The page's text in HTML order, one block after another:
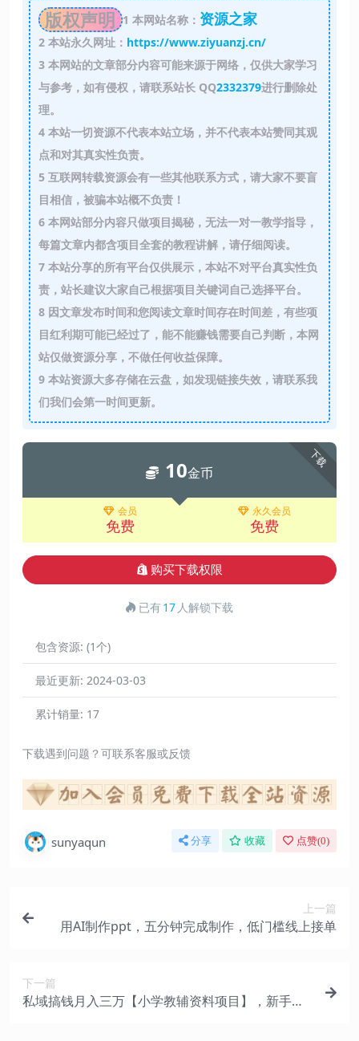
版权声明 1 本网站名称： 资源之家
2本站永久网址： https://www.ziyuanzj.cn/
3本网站的文章部分内容可能来源于网络，仅供大家学习
与参考，如有侵权，请联系站长 QQ2332379进行删除处
理。
4本站一切资源不代表本站立场，并不代表本站赞同其观
点和对其真实性负责。
5互联网转载资源会有一些其他联系方式，请大家不要盲
目相信，被骗本站概不负责！
6本网站部分内容只做项目揭秘，无法一对一教学指导，
每篇文章内都含项目全套的教程讲解，请仔细阅读。
7本站分享的所有平台仅供展示，本站不对平台真实性负
责，站长建议大家自己根据项目关键词自己选择平台。
8因文章发布时间和您阅读文章时间存在时间差，有些项
目红利期可能已经过了，能不能赚钱需要自己判断，本网
站仅做资源分享，不做任何收益保障。
9本站资源大多存储在云盘，如发现链接失效，请联系我
们我们会第一时间更新。
下载
10金币
会员
免费
永久会员
免费
购买下载权限
已有17 人解锁下载
包含资源: (1个)
最近更新: 2024-03-03
累计销量: 17
下载遇到问题？可联系客服或反馈
sunyaqun 分享 收藏 点赞(0)
上一篇
用AI制作ppt，五分钟完成制作，低门槛线上接单
下一篇
私域搞钱月入三万【小学教辅资料项目】，新手小